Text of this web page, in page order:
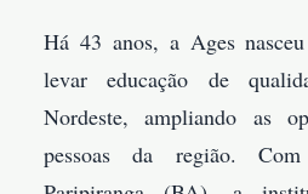
Há 43 anos, a Ages
levar educação de
Nordeste, ampliando as
pessoas da região.